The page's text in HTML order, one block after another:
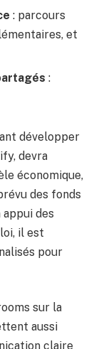
: parcours
et
:
développer
devra
économique,
des fonds
des
il est
pour
sur la
aussi
claire